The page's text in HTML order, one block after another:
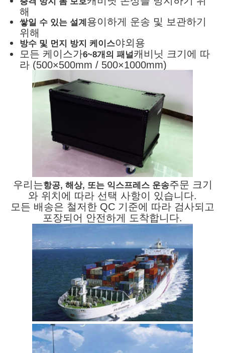
해
쌓일 수 있는 설계 용이하게 운송 및 보관하기
위해
방수 및 먼지 방지 케이스야외용
모든 케이스가6~8개의 패널캐비닛 크기에 따
라 (500×500mm / 500×1000mm)
우리는항공, 해상, 또는 익스프레스 운송주문 크기
와 위치에 따라 선택 사항이 있습니다.
모든 배송은 철저한 QC 기준에 따라 검사되고
포장되어 안전하게 도착합니다.